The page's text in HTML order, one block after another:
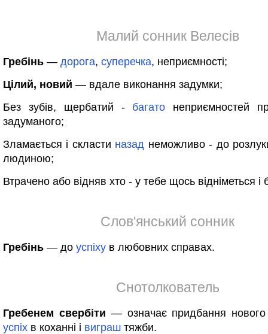
Малий сонник Велесів
Гребінь — дорога, суперечка, неприємності;
Цілий, новий — вдале виконання задумки;
Без зубів, щербатий - багато неприємностей
задуманого;
Зламається і скласти назад неможливо - до
людиною;
Втрачено або відняв хто - у тебе щось відніметься і
Слов'янський сонник
Гребінь — до успіху в любовних справах.
Снотолкователь
Гребенем свербіти — означає придбання нового
успіх в коханні і виграш тяжби.